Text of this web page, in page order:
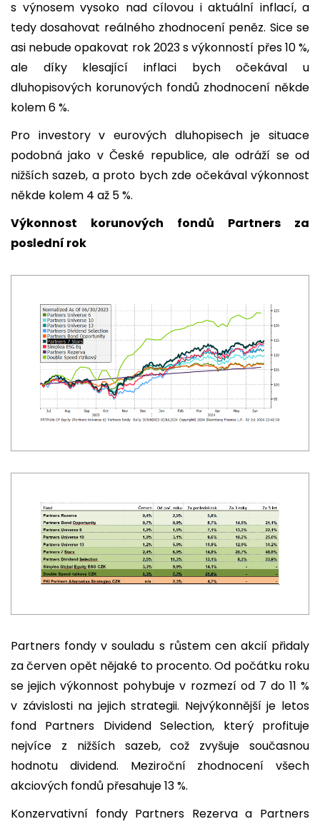
s výnosem vysoko nad cílovou i aktuální inflací, a
tedy dosahovat reálného zhodnocení peněz. Sice se
asi nebude opakovat rok 2023 s výkonností přes 10 %,
ale díky klesající inflaci bych očekával u
dluhopisových korunových fondů zhodnocení někde
kolem 6 %.
Pro investory v eurových dluhopisech je situace
podobná jako v České republice, ale odráží se od
nižších sazeb, a proto bych zde očekával výkonnost
někde kolem 4 až 5 %.
Výkonnost korunových fondů Partners za
poslední rok
Partners fondy v souladu s růstem cen akcií přidaly
za červen opět nějaké to procento. Od počátku roku
se jejich výkonnost pohybuje v rozmezí od 7 do 11 %
v závislosti na jejich strategii. Nejvýkonnější je letos
fond Partners Dividend Selection, který profituje
nejvíce z nižších sazeb, což zvyšuje současnou
hodnotu dividend. Meziroční zhodnocení všech
akciových fondů přesahuje 13 %.
Konzervativní fondy Partners Rezerva a Partners